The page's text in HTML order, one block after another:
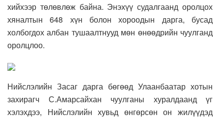
хийхээр төлөвлөж байна. Энэхүү судалгаанд оролцох
хяналтын 648 хүн болон хороодын дарга, бусад
холбогдох албан тушаалтнууд мөн өнөөдрийн чуулганд
оролцлоо.
Нийслэлийн Засаг дарга бөгөөд Улаанбаатар хотын
захирагч С.Амарсайхан чуулганы хуралдаанд үг
хэлэхдээ, Нийслэлийн хувьд өнгөрсөн он жилүүдэд